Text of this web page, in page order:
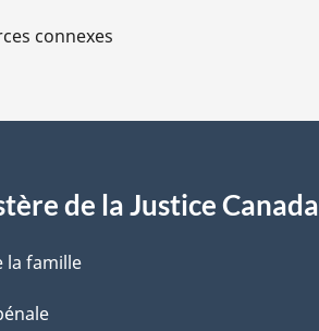
connexes
de la Justice Canada
la famille